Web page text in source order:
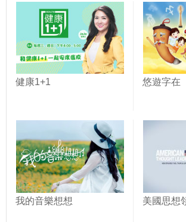
健康1+1 悠遊字在
我的音樂想想 美國思想